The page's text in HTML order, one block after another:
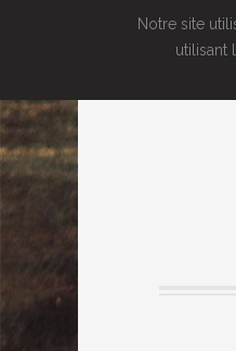
Notre site
utilisant